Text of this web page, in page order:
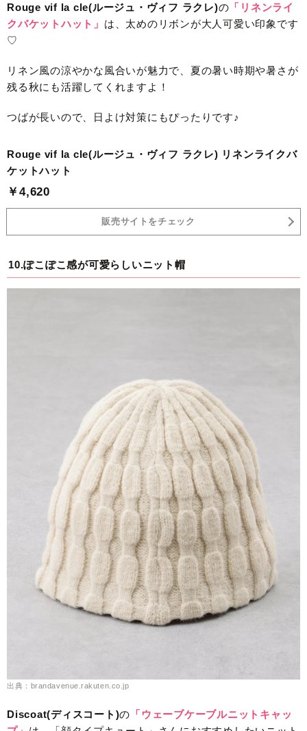
Rouge vif la cle(ルージュ・ヴィフ ラクレ)の 「リネンライ
クバケットハット」 は、太めのリボンが大人可愛い印象です
♡
リネン風の涼やかな風合いが魅力で、夏の暑い時期や暑さが
残る秋にも活躍してくれますよ！
つばが長いので、日よけ対策にもぴったりです♪
Rouge vif la cle(ルージュ・ヴィフ ラクレ) リネンライクバ
ケットハット
￥4,620
販売サイトをチェック
10.ぽこぽこ感が可愛らしいニット帽
出典：brandavenue.rakuten.co.jp
Discoat(ディスコート)の 「ウェーブケーブルニットキャッ